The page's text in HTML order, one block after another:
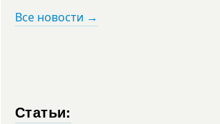
Все новости →
Статьи: